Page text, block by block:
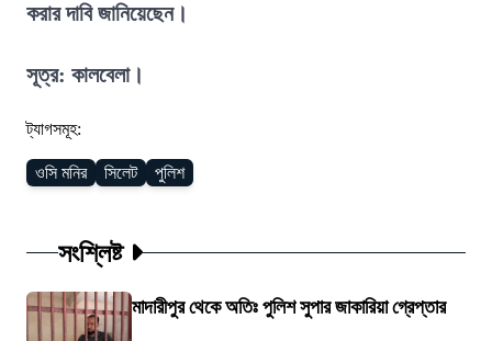
করার দাবি জানিয়েছেন।
সূত্র: কালবেলা।
ট্যাগসমূহ:
ওসি মনির সিলেট পুলিশ
সংশ্লিষ্ট
মাদারীপুর থেকে অতিঃ পুলিশ সুপার জাকারিয়া গ্রেপ্তার